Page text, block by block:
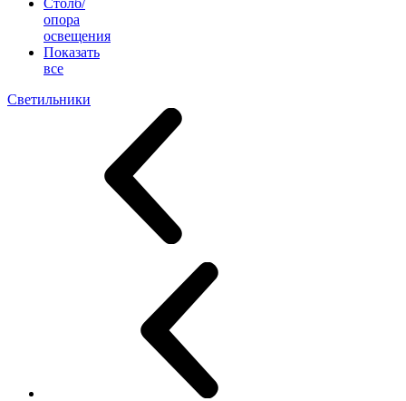
Столб/
опора
освещения
Показать
все
Светильники